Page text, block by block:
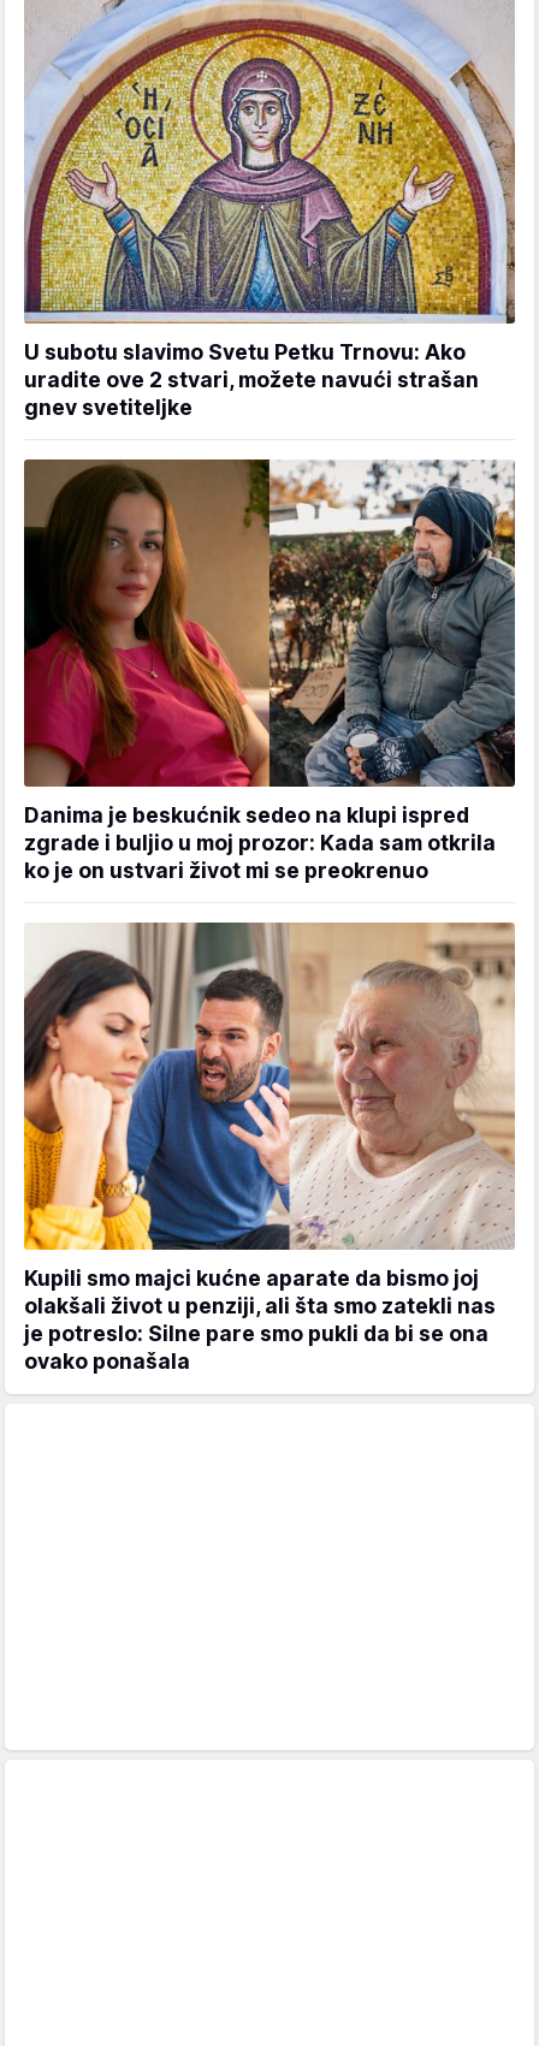
U subotu slavimo Svetu Petku Trnovu: Ako
uradite ove 2 stvari, možete navući strašan
gnev svetiteljke
Danima je beskućnik sedeo na klupi ispred
zgrade i buljio u moj prozor: Kada sam otkrila
ko je on ustvari život mi se preokrenuo
Kupili smo majci kućne aparate da bismo joj
olakšali život u penziji, ali šta smo zatekli nas
je potreslo: Silne pare smo pukli da bi se ona
ovako ponašala